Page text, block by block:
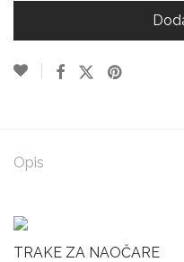
Opis
TRAKE ZA NAOČARE